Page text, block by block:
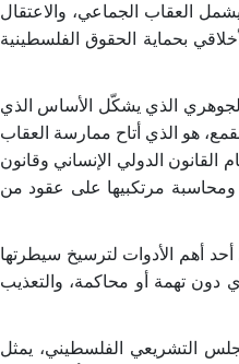
العقاب الجماعي، والاعتقال
بحماية الحقوق الفلسطينية
الجوهري الذي يشكّل الأساس الذي
هو الذي أتاح ممارسة العقاب
القانون الدولي الإنساني وقانون
ومحاسبة مرتكبيها على عقود من
أهم الأدوات لترسيخ سيطرتها
دون تهمة أو محاكمة، والتعذيب
التشريعي الفلسطيني، يمثل